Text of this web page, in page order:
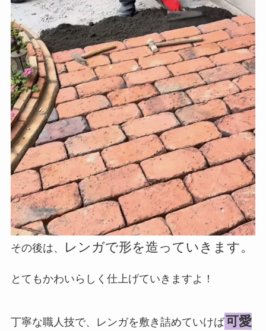
その後は、 レンガで形を造っていきます。
とてもかわいらしく仕上げていきますよ！
丁寧な職人技で、レンガを敷き詰めていけば可愛